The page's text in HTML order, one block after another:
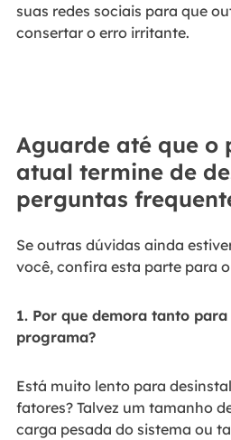
suas redes sociais para que
consertar o erro irritante.
Aguarde até que o
atual termine de
perguntas
Se outras dúvidas ainda
você, confira esta parte para
1. Por que demora tanto
programa?
Está muito lento para
fatores? Talvez um tamanho
carga pesada do sistema ou